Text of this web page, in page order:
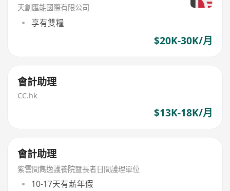
天創匯能國際有限公司
享有雙糧
$20K-30K/月
會計助理
CC.hk
$13K-18K/月
會計助理
紫雲間雋逸護養院暨長者日間護理單位
10-17天有薪年假